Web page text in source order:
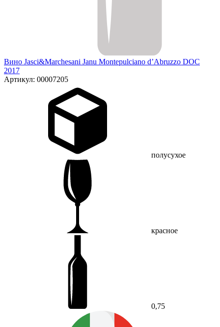
Вино Jasci&Marchesani Janu Montepulciano d’Abruzzo DOC
2017
Артикул: 00007205
полусухое
красное
0,75